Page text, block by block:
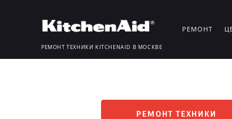
РЕМОНТ ТЕХНИКИ KITCHENAID В МОСКВЕ
РЕМОНТ
РЕМОНТ ТЕХНИКИ